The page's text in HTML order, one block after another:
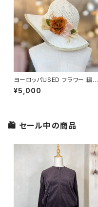
ヨーロッパUSED フラワー 編み
込みハット
¥5,000
🛍 セール中の商品